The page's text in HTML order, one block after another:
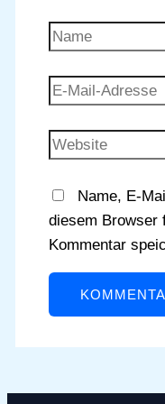
Name
E-
Adresse
Website
Name, E-
diesem Browser
Kommentar